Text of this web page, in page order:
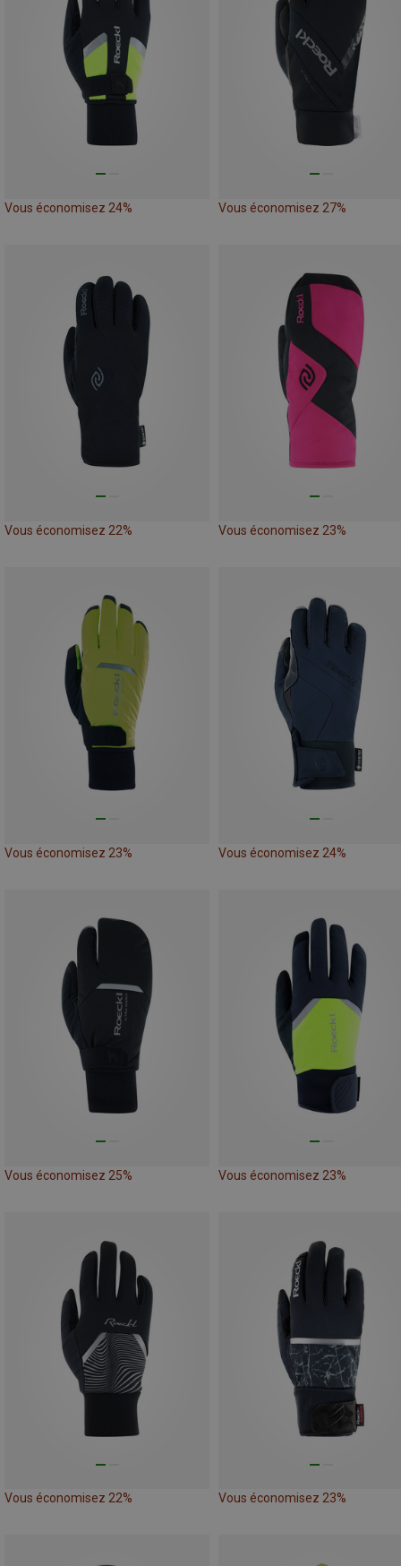
Vous économisez 24% Vous économisez 27%
Vous économisez 22% Vous économisez 23%
Vous économisez 23% Vous économisez 24%
Vous économisez 25% Vous économisez 23%
Vous économisez 22% Vous économisez 23%